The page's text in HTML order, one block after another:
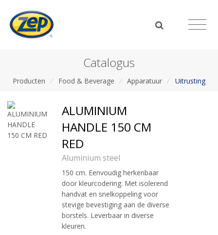
Catalogus
Producten / Food & Beverage / Apparatuur / Uitrusting
ALUMINIUM
HANDLE 150 CM
RED
Aluminium steel
150 cm. Eenvoudig herkenbaar
door kleurcodering. Met isolerend
handvat en snelkoppeling voor
stevige bevestiging aan de diverse
borstels. Leverbaar in diverse
kleuren.